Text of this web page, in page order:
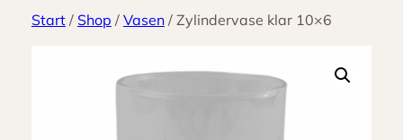
Start/ Shop / Vasen/ Zylindervase klar 10×6